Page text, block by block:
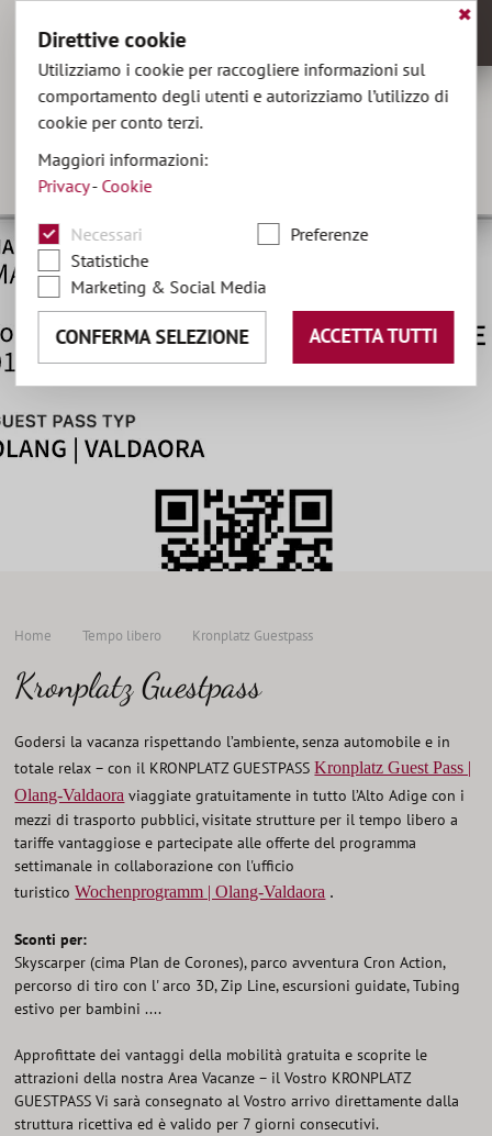
+39 0474 496141
TROVA TUTTE LE Offerte
Home Tempo libero Kronplatz Guestpass
Kronplatz Guestpass
Godersi la vacanza rispettando l’ambiente, senza automobile e in
totale relax – con il KRONPLATZ GUESTPASSKronplatz Guest Pass |
Olang-Valdaora viaggiate gratuitamente in tutto l’Alto Adige con i
mezzi di trasporto pubblici, visitate strutture per il tempo libero a
tariffe vantaggiose e partecipate alle offerte del programma
settimanale in collaborazione con l'ufficio
turisticoWochenprogramm | Olang-Valdaora .
Sconti per:
Skyscarper (cima Plan de Corones), parco avventura Cron Action,
percorso di tiro con l' arco 3D, Zip Line, escursioni guidate, Tubing
estivo per bambini ....
Approfittate dei vantaggi della mobilità gratuita e scoprite le
attrazioni della nostra Area Vacanze – il Vostro KRONPLATZ
GUESTPASS Vi sarà consegnato al Vostro arrivo direttamente dalla
struttura ricettiva ed è valido per 7 giorni consecutivi.
✖
Direttive cookie
Utilizziamo i cookie per raccogliere informazioni sul
comportamento degli utenti e autorizziamo l’utilizzo di
cookie per conto terzi.
Maggiori informazioni:
Privacy- Cookie
Necessari
Preferenze
Statistiche
Marketing & Social Media
CONFERMA SELEZIONE ACCETTA TUTTI